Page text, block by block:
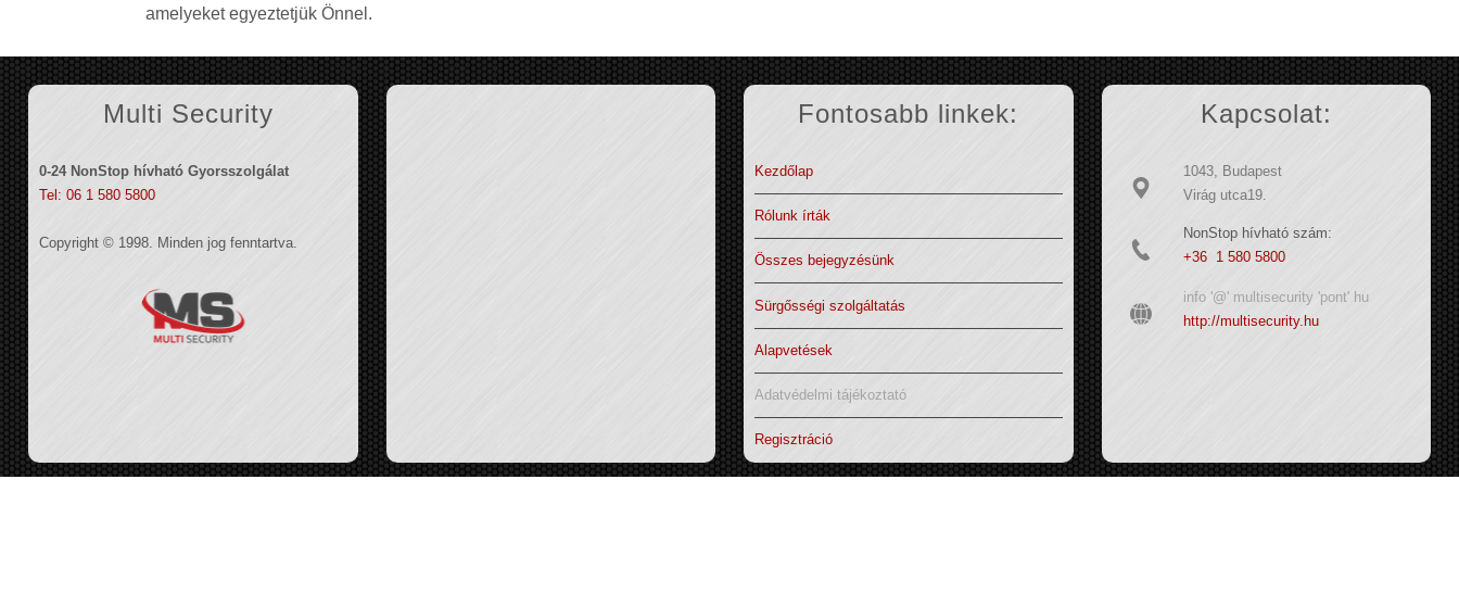
amelyeket egyeztetjük Önnel.
Multi Security
0-24 NonStop hívható Gyorsszolgálat
Tel: 06 1 580 5800
Copyright © 1998. Minden jog fenntartva.
Fontosabb linkek:
Kezdőlap
Rólunk írták
Összes bejegyzésünk
Sürgősségi szolgáltatás
Alapvetések
Adatvédelmi tájékoztató
Regisztráció
Kapcsolat:
1043, Budapest
Virág utca19.
NonStop hívható szám:
+36 1 580 5800
info '@' multisecurity 'pont' hu
http://multisecurity.hu